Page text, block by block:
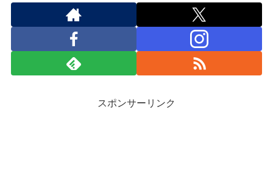
スポンサーリンク